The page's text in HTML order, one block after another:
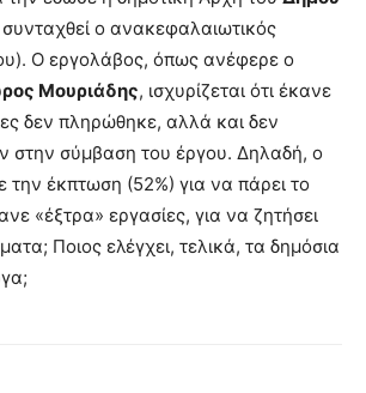
συνταχθεί ο ανακεφαλαιωτικός
Ο εργολάβος, όπως ανέφερε ο
Μουριάδης, ισχυρίζεται ότι έκανε
δεν πληρώθηκε, αλλά και δεν
στην σύμβαση του έργου. Δηλαδή, ο
έκπτωση (52%) για να πάρει το
«έξτρα» εργασίες, για να ζητήσει
Ποιος ελέγχει, τελικά, τα δημόσια